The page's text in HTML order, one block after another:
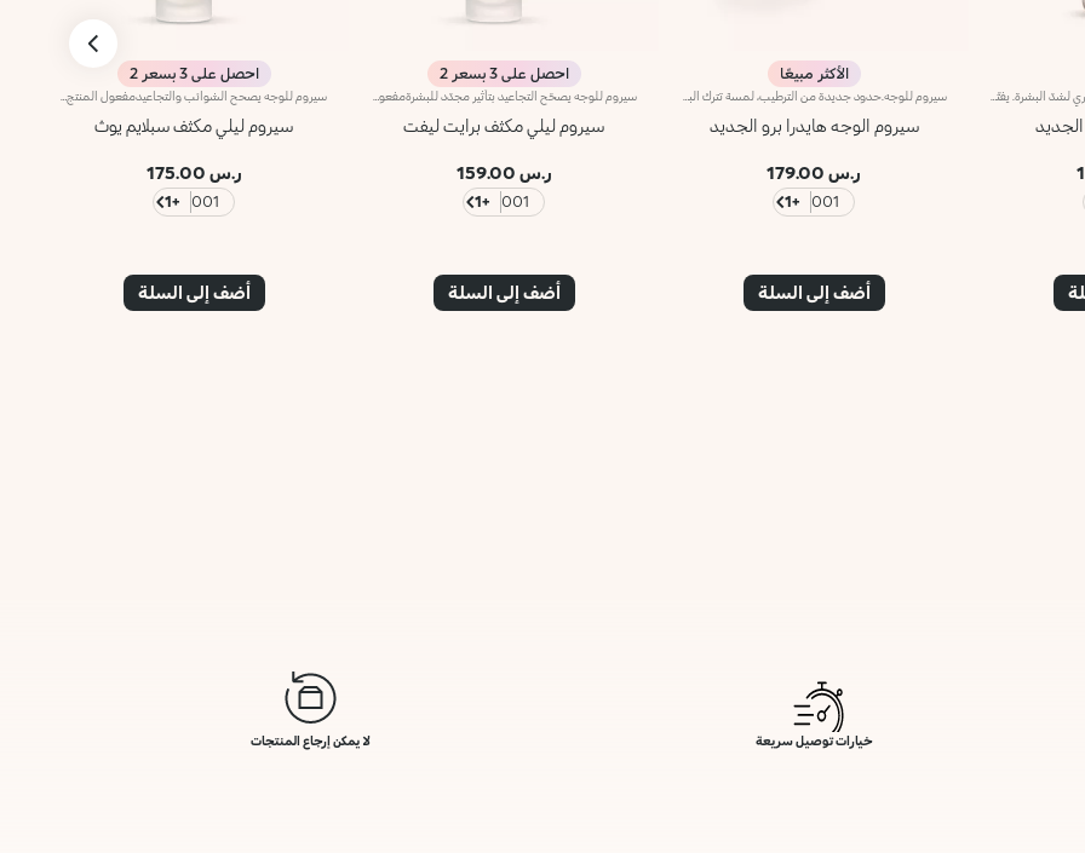
الأكثر مبيعًا
سيروم الوجه هايدرا برو الجديد
ر.س 179.00
001
+1
أضف إلى السلة
احصل على 3 بسعر 2
سيروم ليلي مكثف برايت ليفت
ر.س 159.00
001
+1
أضف إلى السلة
احصل على 3 بسعر 2
سيروم ليلي مكثف سبلايم يوث
ر.س 175.00
001
+1
أضف إلى السلة
خيارات توصيل سريعة لا يمكن إرجاع المنتجات